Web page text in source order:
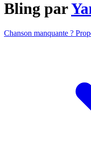
Bling par
Chanson manquante ?